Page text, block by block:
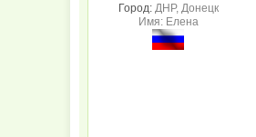
Город: ДНР, Донецк
Имя: Елена